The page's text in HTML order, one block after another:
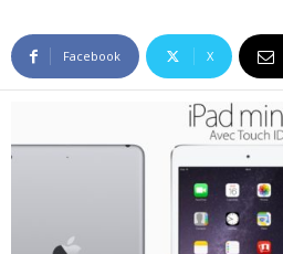
Facebook X